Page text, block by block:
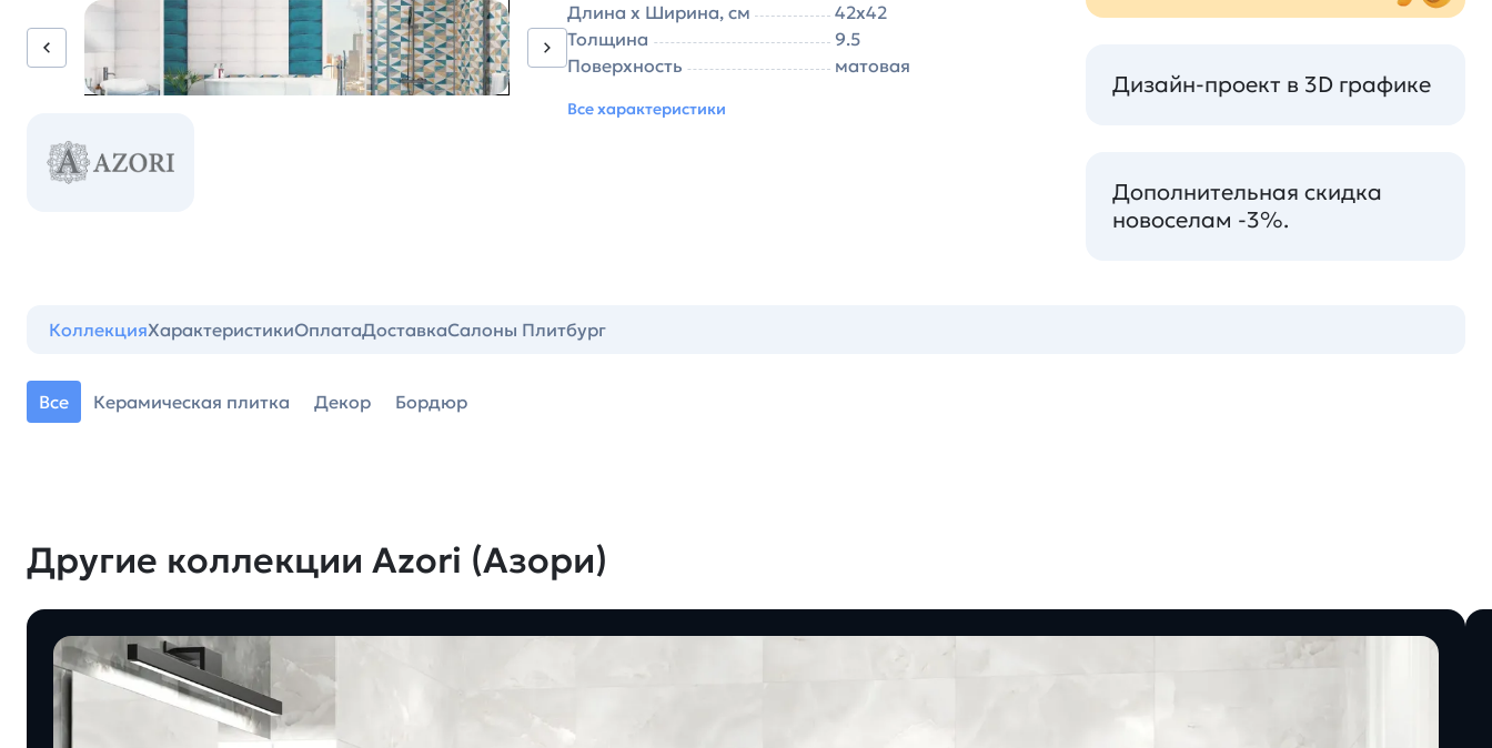
Длина х Ширина, см
42х42
Толщина
9.5
Поверхность
матовая
Все характеристики
Дизайн-проект в 3D графике
Дополнительная скидка
новоселам -3%.
КоллекцияХарактеристикиОплатаДоставкаСалоны Плитбург
Все Керамическая плитка Декор Бордюр
Другие коллекции Azori (Азори)